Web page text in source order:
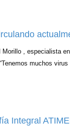
Morillo , especialista
muchos virus
Integral